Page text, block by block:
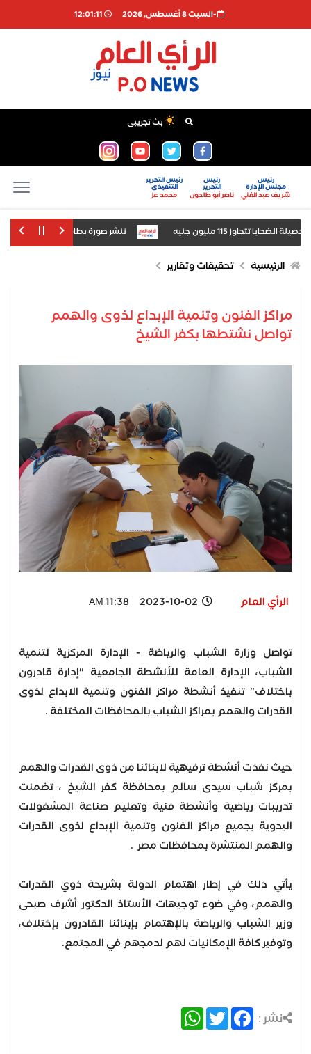
-السبت 8 أغسطس, 2026 12:01:11
بث تجريبى
رئيس
مجلس الإدارة
شريف عبد الغني
رئيس
التحرير
ناصر أبو طاحون
رئيس التحرير
التنفيذى
محمد عز
تتجاوز 115 مليون جنيه ننشر صورة بطاقة «مستريح زفتى»
الرئيسية تحقيقات وتقارير
مراكز الفنون وتنمية الإبداع لذوى والهمم
تواصل نشتطها بكفر الشيخ
الرأي العام 2023-10-02 11:38 AM
تواصل وزارة الشباب والرياضة - الإدارة المركزية لتنمية
الشباب، الإدارة العامة للأنشطة الجامعية "إدارة قادرون
باختلاف" تنفيذ أنشطة مراكز الفنون وتنمية الابداع لذوى
القدرات والهمم بمراكز الشباب بالمحافظات المختلفة .
حيث نفذت أنشطة ترفيهية لابنائنا من ذوى القدرات والهمم
بمركز شباب سيدى سالم بمحافظة كفر الشيخ ، تضمنت
تدريبات رياضية وأنشطة فنية وتعليم صناعة المشغولات
اليدوية بجميع مراكز الفنون وتنمية الإبداع لذوى القدرات
والهمم المنتشرة بمحافظات مصر .
يأتي ذلك في إطار اهتمام الدولة بشريحة ذوي القدرات
والهمم، وفي ضوء توجيهات الأستاذ الدكتور أشرف صبحى
وزير الشباب والرياضة بالإهتمام بإبنائنا القادرون بإختلاف،
وتوفير كافة الإمكانيات لهم لدمجهم في المجتمع.
نشر : Facebook
Twitter
WhatsApp